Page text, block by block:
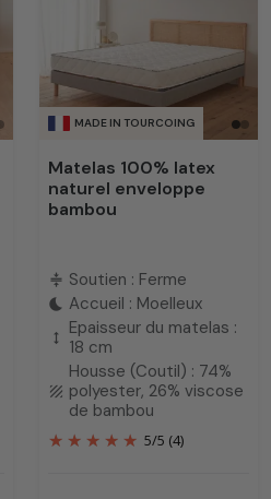
in France.
MADE IN TOURCOING
Matelas 100% latex
naturel enveloppe
bambou
compress Soutien : Ferme
bedtime Accueil : Moelleux
height
Epaisseur du matelas :
18 cm
texture
Housse (Coutil) : 74%
polyester, 26% viscose
de bambou
5/5 (4)